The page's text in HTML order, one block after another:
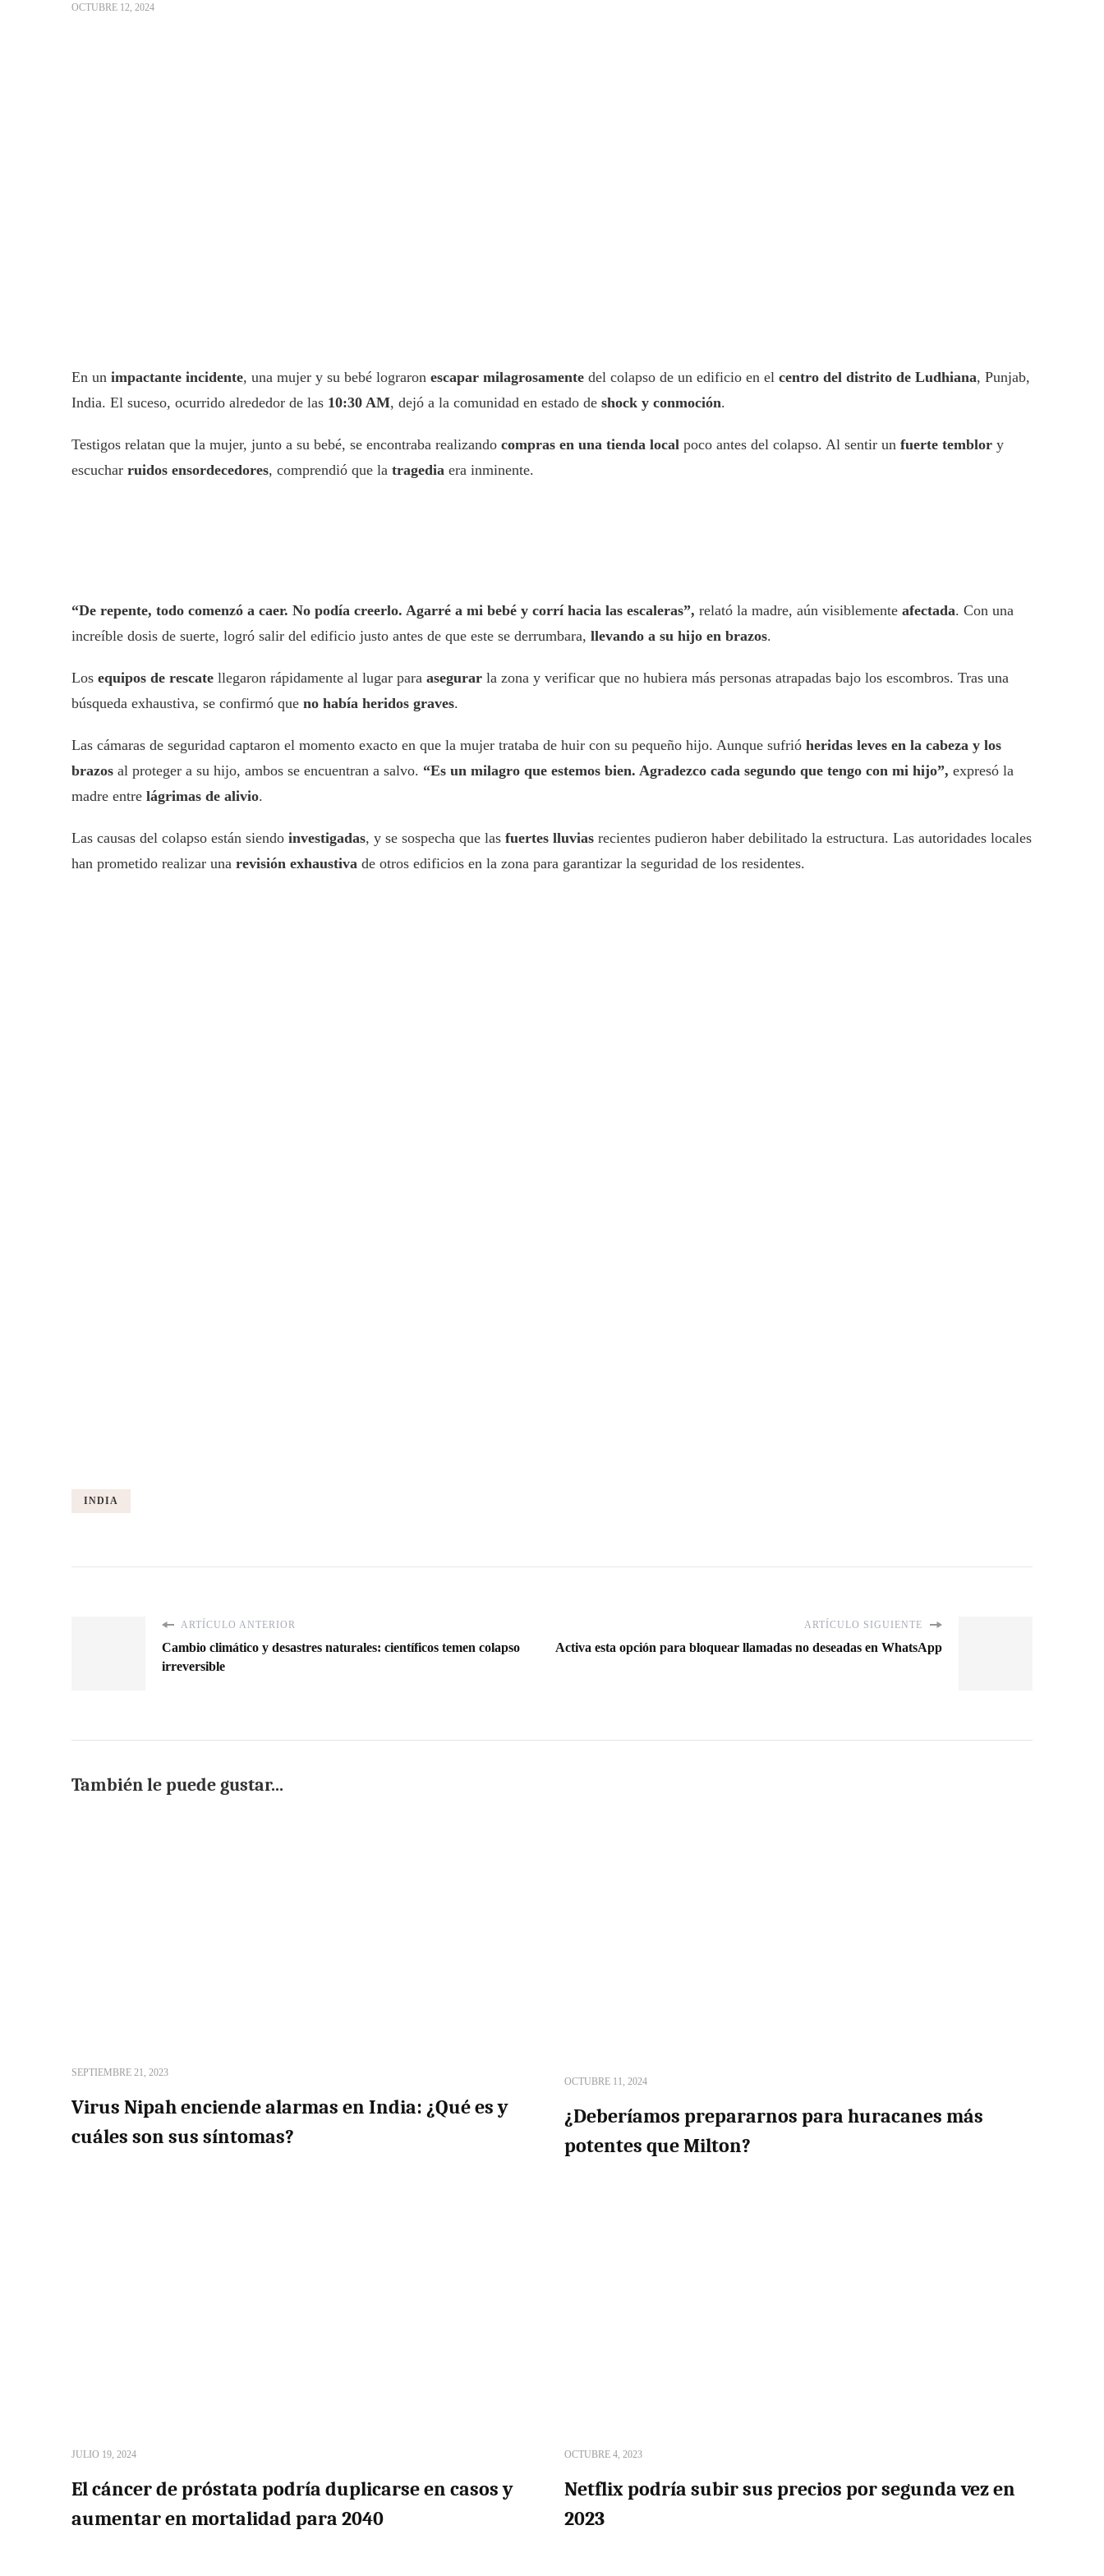
OCTUBRE 12, 2024
En un impactante incidente, una mujer y su bebé lograron escapar milagrosamente del colapso de un edificio en el centro del distrito de Ludhiana, Punjab,
India. El suceso, ocurrido alrededor de las 10:30 AM, dejó a la comunidad en estado de shock y conmoción.
Testigos relatan que la mujer, junto a su bebé, se encontraba realizando compras en una tienda local poco antes del colapso. Al sentir un fuerte temblor y
escuchar ruidos ensordecedores, comprendió que la tragedia era inminente.
“De repente, todo comenzó a caer. No podía creerlo. Agarré a mi bebé y corrí hacia las escaleras”, relató la madre, aún visiblemente afectada. Con una
increíble dosis de suerte, logró salir del edificio justo antes de que este se derrumbara, llevando a su hijo en brazos.
Los equipos de rescate llegaron rápidamente al lugar para asegurar la zona y verificar que no hubiera más personas atrapadas bajo los escombros. Tras una
búsqueda exhaustiva, se confirmó que no había heridos graves.
Las cámaras de seguridad captaron el momento exacto en que la mujer trataba de huir con su pequeño hijo. Aunque sufrió heridas leves en la cabeza y los
brazos al proteger a su hijo, ambos se encuentran a salvo. “Es un milagro que estemos bien. Agradezco cada segundo que tengo con mi hijo”, expresó la
madre entre lágrimas de alivio.
Las causas del colapso están siendo investigadas, y se sospecha que las fuertes lluvias recientes pudieron haber debilitado la estructura. Las autoridades locales
han prometido realizar una revisión exhaustiva de otros edificios en la zona para garantizar la seguridad de los residentes.
INDIA
ARTÍCULO ANTERIOR
Cambio climático y desastres naturales: científicos temen colapso
irreversible
ARTÍCULO SIGUIENTE
Activa esta opción para bloquear llamadas no deseadas en WhatsApp
También le puede gustar...
SEPTIEMBRE 21, 2023
Virus Nipah enciende alarmas en India: ¿Qué es y
cuáles son sus síntomas?
OCTUBRE 11, 2024
¿Deberíamos prepararnos para huracanes más
potentes que Milton?
JULIO 19, 2024
El cáncer de próstata podría duplicarse en casos y
aumentar en mortalidad para 2040
OCTUBRE 4, 2023
Netflix podría subir sus precios por segunda vez en
2023